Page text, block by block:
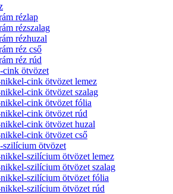
rézlap
rézszalag
rézhuzal
réz cső
réz rúd
cink ötvözet
cink ötvözet lemez
cink ötvözet szalag
cink ötvözet fólia
cink ötvözet rúd
cink ötvözet huzal
cink ötvözet cső
szilícium ötvözet
szilícium ötvözet lemez
szilícium ötvözet szalag
szilícium ötvözet fólia
szilícium ötvözet rúd